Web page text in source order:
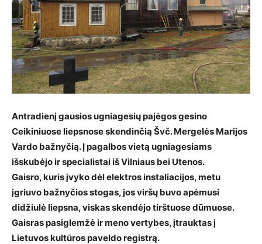
Antradienį gausios ugniagesių pajėgos gesino
Ceikiniuose liepsnose skendinčią Švč. Mergelės Marijos
Vardo bažnyčią. Į pagalbos vietą ugniagesiams
išskubėjo ir specialistai iš Vilniaus bei Utenos.
Gaisro, kuris įvyko dėl elektros instaliacijos, metu
įgriuvo bažnyčios stogas, jos viršų buvo apėmusi
didžiulė liepsna, viskas skendėjo tirštuose dūmuose.
Gaisras pasiglemžė ir meno vertybes, įtrauktas į
Lietuvos kultūros paveldo registrą.